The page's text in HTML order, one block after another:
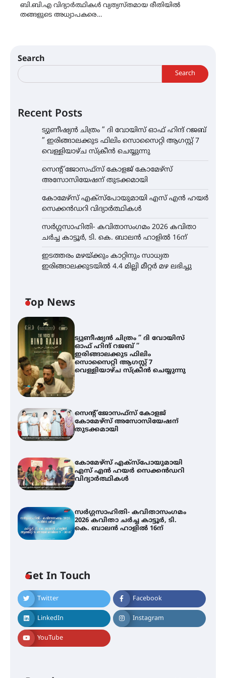
ബി.ബി.എ വിദ്യാർത്ഥികൾ വ്യത്യസ്തമായ രീതിയിൽ
തങ്ങളുടെ അധ്യാപകരെ…
Search
Search
Recent Posts
ട്യുണീഷ്യൻ ചിത്രം ” ദി വോയിസ് ഓഫ് ഹിന്ദ് റജബ്
” ഇരിങ്ങാലക്കുട ഫിലിം സൊസൈറ്റി ആഗസ്റ്റ് 7
വെള്ളിയാഴ്ച സ്‌ക്രീൻ ചെയ്യുന്നു
സെന്റ് ജോസഫ്സ് കോളജ് കോമേഴ്‌സ്
അസോസിയേഷന് തുടക്കമായി
കോമേഴ്സ് എക്സ്പോയുമായി എസ് എൻ ഹയർ
സെക്കൻഡറി വിദ്യാർത്ഥികൾ
സർഗ്ഗസാഹിതി- കവിതാസംഗമം 2026 കവിതാ
ചർച്ച കാട്ടൂർ, ടി. കെ. ബാലൻ ഹാളിൽ 16ന്
ഇടത്തരം മഴയ്ക്കും കാറ്റിനും സാധ്യത
ഇരിങ്ങാലക്കുടയിൽ 4.4 മില്ലി മീറ്റർ മഴ ലഭിച്ചു
Top News
ട്യുണീഷ്യൻ ചിത്രം ” ദി വോയിസ്
ഓഫ് ഹിന്ദ് റജബ് ”
ഇരിങ്ങാലക്കുട ഫിലിം
സൊസൈറ്റി ആഗസ്റ്റ് 7
വെള്ളിയാഴ്ച സ്‌ക്രീൻ ചെയ്യുന്നു
സെന്റ് ജോസഫ്സ് കോളജ്
കോമേഴ്‌സ് അസോസിയേഷന്
തുടക്കമായി
കോമേഴ്സ് എക്സ്പോയുമായി
എസ് എൻ ഹയർ സെക്കൻഡറി
വിദ്യാർത്ഥികൾ
സർഗ്ഗസാഹിതി- കവിതാസംഗമം
2026 കവിതാ ചർച്ച കാട്ടൂർ, ടി.
കെ. ബാലൻ ഹാളിൽ 16ന്
Get In Touch
Twitter Facebook
LinkedIn Instagram
YouTube